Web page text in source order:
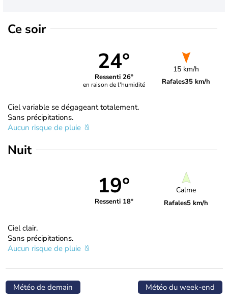
Ce soir
24°
Ressenti 26°
en raison de l'humidité
15 km/h
Rafales35 km/h
Ciel variable se dégageant totalement.
Sans précipitations.
Aucun risque de pluie
Nuit
19°
Ressenti 18°
Calme
Rafales5 km/h
Ciel clair.
Sans précipitations.
Aucun risque de pluie
Météo de demain Météo du week-end